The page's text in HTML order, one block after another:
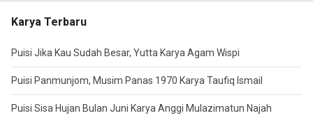
Karya Terbaru
Puisi Jika Kau Sudah Besar, Yutta Karya Agam Wispi
Puisi Panmunjom, Musim Panas 1970 Karya Taufiq Ismail
Puisi Sisa Hujan Bulan Juni Karya Anggi Mulazimatun Najah